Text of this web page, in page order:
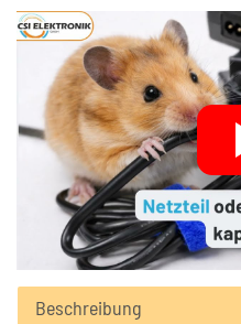
Beschreibung